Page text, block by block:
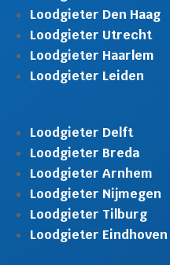
Loodgieter Den Haag
Loodgieter Utrecht
Loodgieter Haarlem
Loodgieter Leiden
Loodgieter Delft
Loodgieter Breda
Loodgieter Arnhem
Loodgieter Nijmegen
Loodgieter Tilburg
Loodgieter Eindhoven